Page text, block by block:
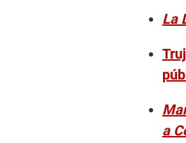
La
a